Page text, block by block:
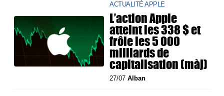
ACTUALITÉ APPLE
L’action Apple
atteint les 338 $ et
frôle les 5 000
milliards de
capitalisation (màj)
27/07Alban